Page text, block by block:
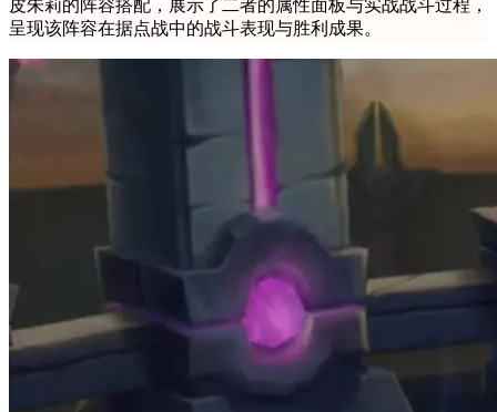
皮朱莉的阵容搭配，展示了二者的属性面板与实战战斗过程，
呈现该阵容在据点战中的战斗表现与胜利成果。